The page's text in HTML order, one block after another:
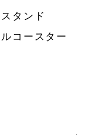
タンド
コースター